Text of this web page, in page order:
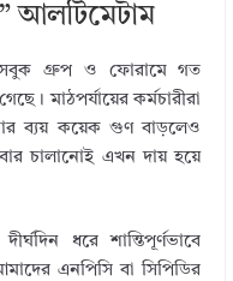
আলটিমেটাম
ফেসবুক গ্রুপ ও ফোরামে গত
মাঠপর্যায়ের কর্মচারীরা
ব্যয় কয়েক গুণ বাড়লেও
চালানোই এখন দায় হয়ে
ধরে শান্তিপূর্ণভাবে
এনপিসি বা সিপিডির